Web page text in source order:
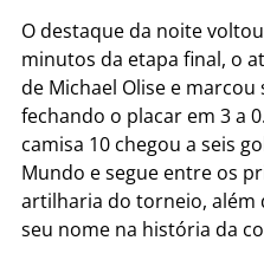
O destaque da noite
minutos da etapa final, o
de Michael Olise e
fechando o placar em 3 a
camisa 10 chegou a seis
Mundo e segue entre os
artilharia do torneio, além
seu nome na história da